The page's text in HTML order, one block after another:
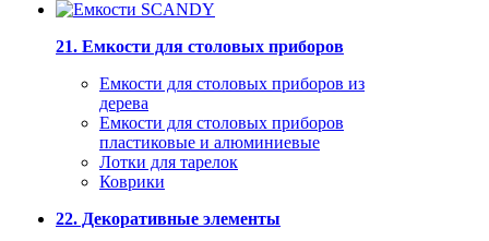
21. Емкости для столовых приборов
Емкости для столовых приборов из
дерева
Емкости для столовых приборов
пластиковые и алюминиевые
Лотки для тарелок
Коврики
22. Декоративные элементы